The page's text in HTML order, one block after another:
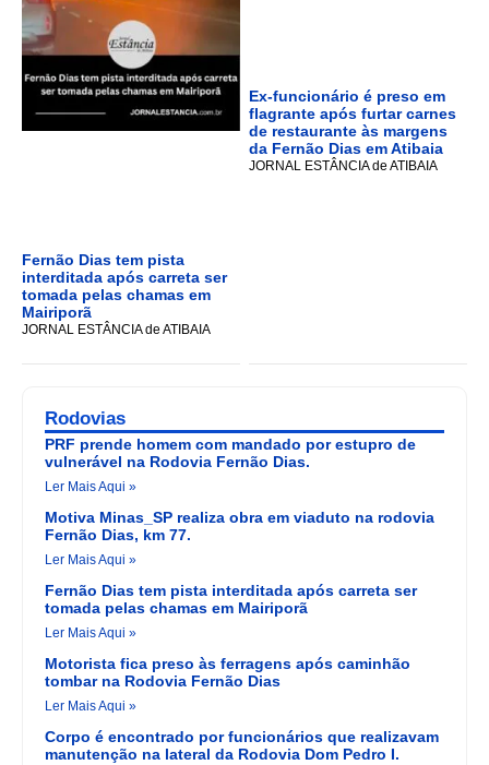
Fernão Dias tem pista
interditada após carreta ser
tomada pelas chamas em
Mairiporã
JORNAL ESTÂNCIA de ATIBAIA
Ex-funcionário é preso em
flagrante após furtar carnes
de restaurante às margens
da Fernão Dias em Atibaia
JORNAL ESTÂNCIA de ATIBAIA
Rodovias
PRF prende homem com mandado por estupro de
vulnerável na Rodovia Fernão Dias.
Ler Mais Aqui »
Motiva Minas_SP realiza obra em viaduto na rodovia
Fernão Dias, km 77.
Ler Mais Aqui »
Fernão Dias tem pista interditada após carreta ser
tomada pelas chamas em Mairiporã
Ler Mais Aqui »
Motorista fica preso às ferragens após caminhão
tombar na Rodovia Fernão Dias
Ler Mais Aqui »
Corpo é encontrado por funcionários que realizavam
manutenção na lateral da Rodovia Dom Pedro I.